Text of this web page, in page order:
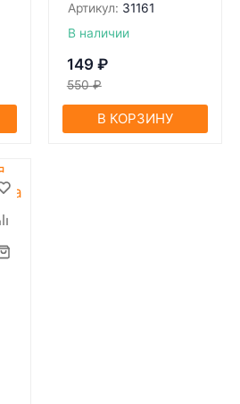
Артикул: 31161
В наличии
149 ₽
550 ₽
В КОРЗИНУ